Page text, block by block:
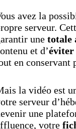
avez la
serveur.
une totale
et d’éviter
en conservant
la vidéo est
serveur
une
votre